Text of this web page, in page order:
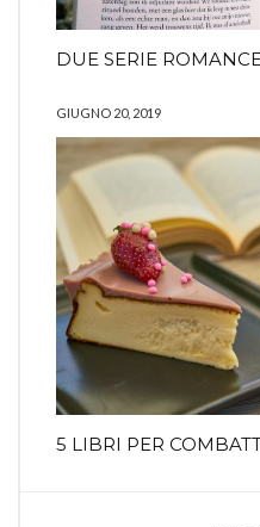
DUE SERIE
GIUGNO 20, 2019
5 LIBRI PER